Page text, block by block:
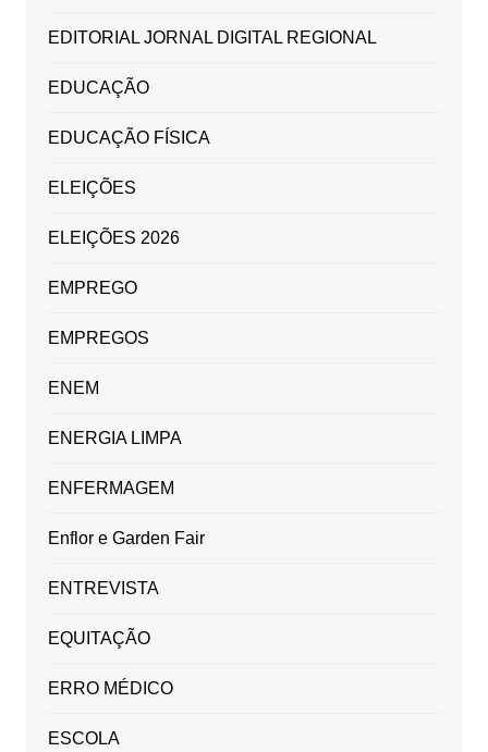
EDITORIAL JORNAL DIGITAL REGIONAL
EDUCAÇÃO
EDUCAÇÃO FÍSICA
ELEIÇÕES
ELEIÇÕES 2026
EMPREGO
EMPREGOS
ENEM
ENERGIA LIMPA
ENFERMAGEM
Enflor e Garden Fair
ENTREVISTA
EQUITAÇÃO
ERRO MÉDICO
ESCOLA